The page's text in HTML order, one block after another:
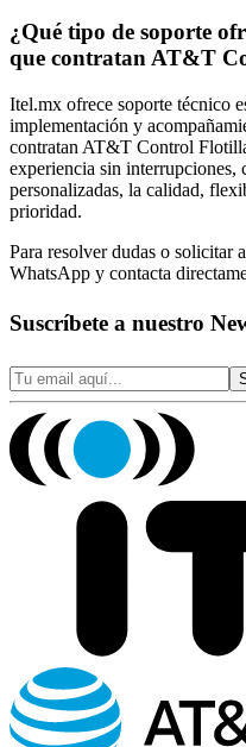
¿Qué tipo de soporte
que contratan AT&T
Itel.mx ofrece soporte técnico
implementación y
contratan AT&T Control
experiencia sin interrupciones,
personalizadas, la calidad,
prioridad.
Para resolver dudas o solicitar
WhatsApp y contacta
Suscríbete a nuestro